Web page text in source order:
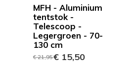
MFH - Aluminium
tentstok -
Telescoop -
Legergroen - 70-
130 cm
€ 21,95€ 15,50